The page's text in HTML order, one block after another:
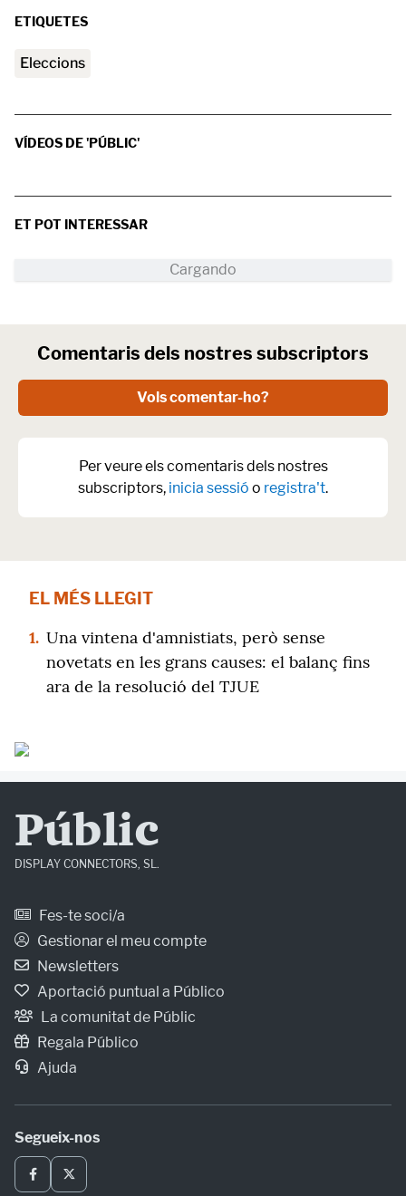
ETIQUETES
Eleccions
VÍDEOS DE 'PÚBLIC'
ET POT INTERESSAR
Comentaris dels nostres subscriptors
Vols comentar-ho?
Per veure els comentaris dels nostres
subscriptors, inicia sessió o registra't.
EL MÉS LLEGIT
1. Una vintena d'amnistiats, però sense
novetats en les grans causes: el balanç fins
ara de la resolució del TJUE
Públic
DISPLAY CONNECTORS, SL.
Fes-te soci/a
Gestionar el meu compte
Newsletters
Aportació puntual a Público
La comunitat de Públic
Regala Público
Ajuda
Segueix-nos